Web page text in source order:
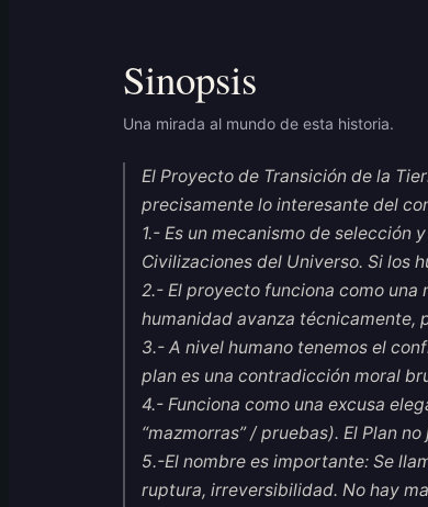
Sinopsis
Una mirada al mundo de esta historia.
El Proyecto de Transición de la
precisamente lo interesante del
1.- Es un mecanismo de selección
Civilizaciones del Universo. Si los
2.- El proyecto funciona como
humanidad avanza técnicamente,
3.- A nivel humano tenemos el
plan es una contradicción moral
4.- Funciona como una excusa
“mazmorras” / pruebas). El Plan
5.-El nombre es importante: Se
ruptura, irreversibilidad. No hay